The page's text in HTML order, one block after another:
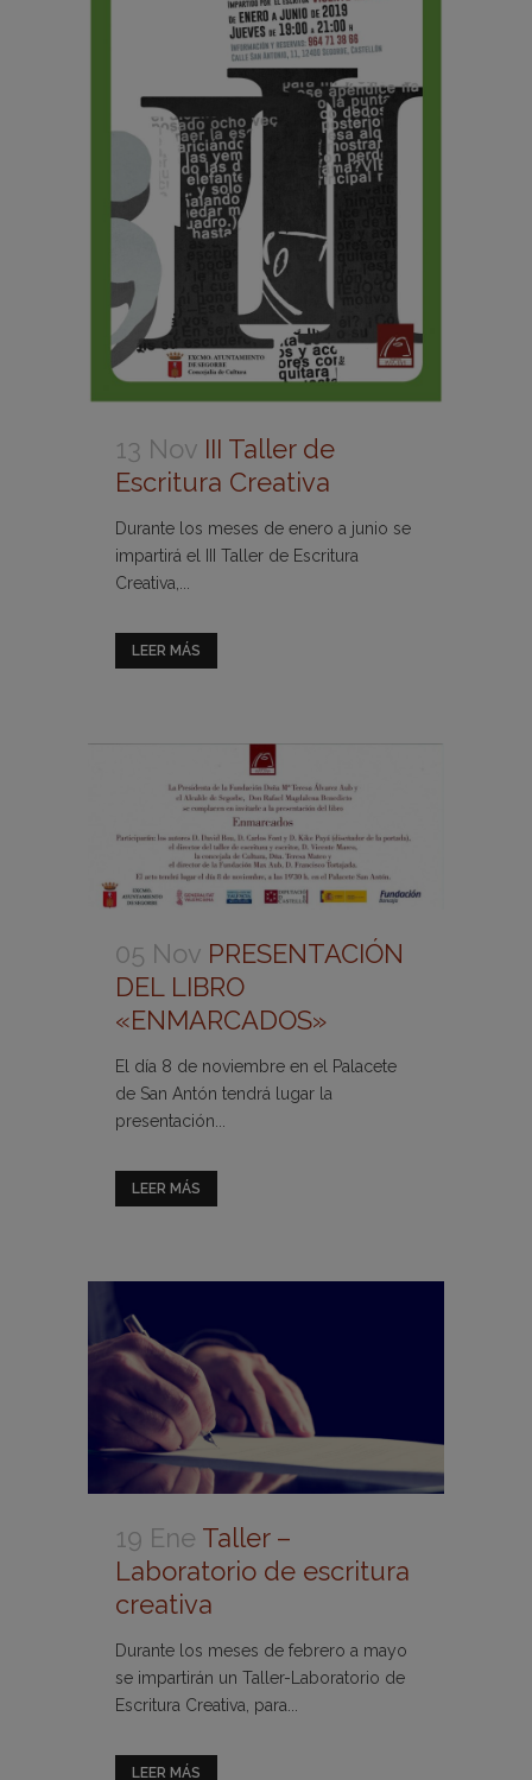
13 Nov III Taller de
Escritura Creativa
Durante los meses de enero a junio se
impartirá el III Taller de Escritura
Creativa,...
LEER MÁS
05 Nov PRESENTACIÓN
DEL LIBRO
«ENMARCADOS»
El día 8 de noviembre en el Palacete
de San Antón tendrá lugar la
presentación...
LEER MÁS
19 Ene Taller –
Laboratorio de escritura
creativa
Durante los meses de febrero a mayo
se impartirán un Taller-Laboratorio de
Escritura Creativa, para...
LEER MÁS